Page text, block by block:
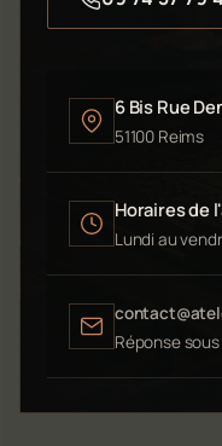
6 Bis Rue
51100 Reims
Horaires de
Lundi au
Réponse